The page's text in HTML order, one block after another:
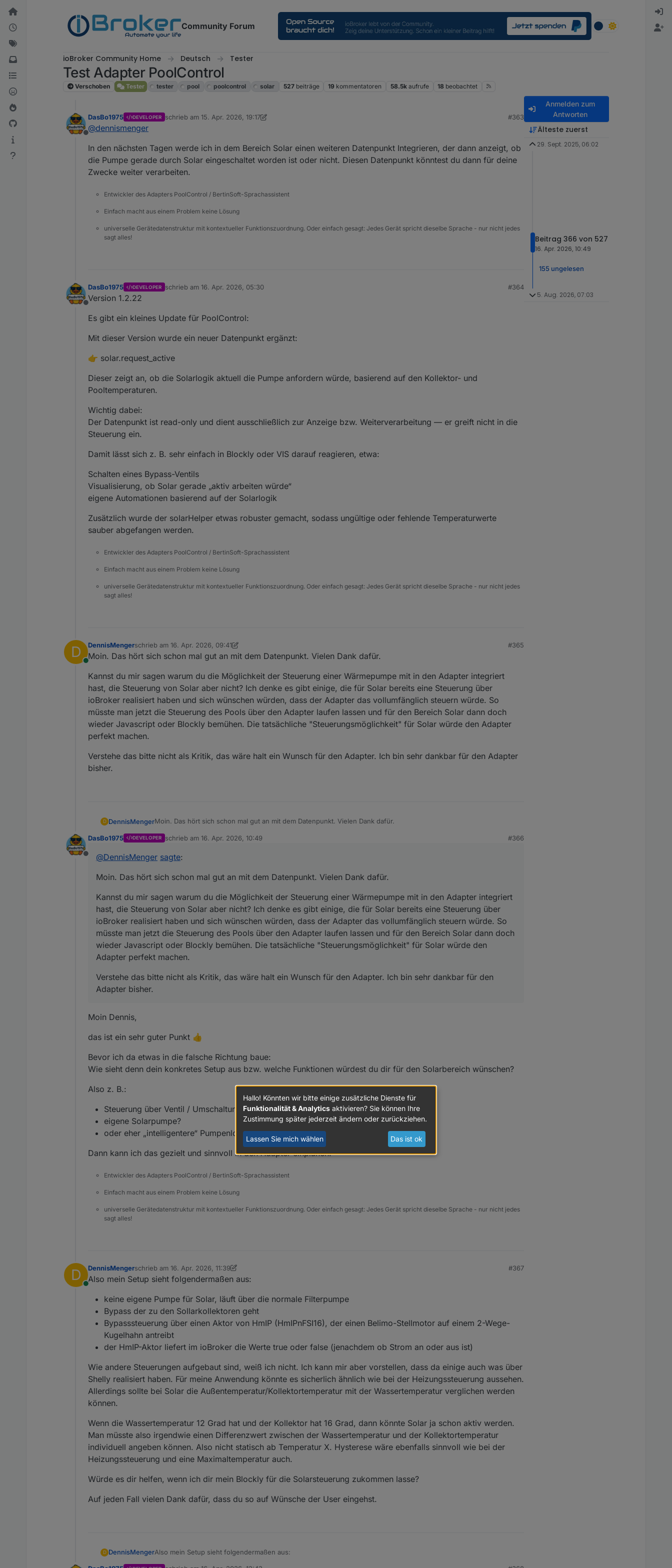
Weiter zum Inhalt
Community Forum
ioBroker Community Home Deutsch Tester
Test Adapter PoolControl
Verschoben Tester tester pool poolcontrol solar 527 beiträge 19 kommentatoren 58.5k aufrufe 18 beobachtet
Offline
DasBo1975 DEVELOPER schrieb am 15. Apr. 2026, 19:17
zuletzt editiert von DasBo1975
#363
@dennismenger
In den nächsten Tagen werde ich in dem Bereich Solar einen weiteren Datenpunkt Integrieren, der dann anzeigt, ob
die Pumpe gerade durch Solar eingeschaltet worden ist oder nicht. Diesen Datenpunkt könntest du dann für deine
Zwecke weiter verarbeiten.
Entwickler des Adapters PoolControl / BertinSoft-Sprachassistent
Einfach macht aus einem Problem keine Lösung
universelle Gerätedatenstruktur mit kontextueller Funktionszuordnung. Oder einfach gesagt: Jedes Gerät spricht dieselbe Sprache - nur nicht jedes
sagt alles!
Offline
DasBo1975 DEVELOPER schrieb am 16. Apr. 2026, 05:30
zuletzt editiert von
#364
Version 1.2.22
Es gibt ein kleines Update für PoolControl:
Mit dieser Version wurde ein neuer Datenpunkt ergänzt:
👉 solar.request_active
Dieser zeigt an, ob die Solarlogik aktuell die Pumpe anfordern würde, basierend auf den Kollektor- und
Pooltemperaturen.
Wichtig dabei:
Der Datenpunkt ist read-only und dient ausschließlich zur Anzeige bzw. Weiterverarbeitung — er greift nicht in die
Steuerung ein.
Damit lässt sich z. B. sehr einfach in Blockly oder VIS darauf reagieren, etwa:
Schalten eines Bypass-Ventils
Visualisierung, ob Solar gerade „aktiv arbeiten würde“
eigene Automationen basierend auf der Solarlogik
Zusätzlich wurde der solarHelper etwas robuster gemacht, sodass ungültige oder fehlende Temperaturwerte
sauber abgefangen werden.
Entwickler des Adapters PoolControl / BertinSoft-Sprachassistent
Einfach macht aus einem Problem keine Lösung
universelle Gerätedatenstruktur mit kontextueller Funktionszuordnung. Oder einfach gesagt: Jedes Gerät spricht dieselbe Sprache - nur nicht jedes
sagt alles!
D
Online
DennisMengerschrieb am 16. Apr. 2026, 09:41
zuletzt editiert von DennisMenger
#365
Moin. Das hört sich schon mal gut an mit dem Datenpunkt. Vielen Dank dafür.
Kannst du mir sagen warum du die Möglichkeit der Steuerung einer Wärmepumpe mit in den Adapter integriert
hast, die Steuerung von Solar aber nicht? Ich denke es gibt einige, die für Solar bereits eine Steuerung über
ioBroker realisiert haben und sich wünschen würden, dass der Adapter das vollumfänglich steuern würde. So
müsste man jetzt die Steuerung des Pools über den Adapter laufen lassen und für den Bereich Solar dann doch
wieder Javascript oder Blockly bemühen. Die tatsächliche "Steuerungsmöglichkeit" für Solar würde den Adapter
perfekt machen.
Verstehe das bitte nicht als Kritik, das wäre halt ein Wunsch für den Adapter. Ich bin sehr dankbar für den Adapter
bisher.
D DennisMengerMoin. Das hört sich schon mal gut an mit dem Datenpunkt. Vielen Dank dafür.
Kannst du mir sagen warum du die Möglichkeit der Steuerung einer Wärmepumpe mit in den Adapter integriert hast,
realisiert haben und sich wünschen würden, dass der Adapter das vollumfänglich steuern würde. So müsste man
Javascript oder Blockly bemühen. Die tatsächliche "Steuerungsmöglichkeit" für Solar würde den Adapter perfekt
Verstehe das bitte nicht als Kritik, das wäre halt ein Wunsch für den Adapter. Ich bin sehr dankbar für den Adapter
Offline
DasBo1975 DEVELOPER schrieb am 16. Apr. 2026, 10:49
zuletzt editiert von
#366
@DennisMenger sagte:
Moin. Das hört sich schon mal gut an mit dem Datenpunkt. Vielen Dank dafür.
Kannst du mir sagen warum du die Möglichkeit der Steuerung einer Wärmepumpe mit in den Adapter integriert
hast, die Steuerung von Solar aber nicht? Ich denke es gibt einige, die für Solar bereits eine Steuerung über
ioBroker realisiert haben und sich wünschen würden, dass der Adapter das vollumfänglich steuern würde. So
müsste man jetzt die Steuerung des Pools über den Adapter laufen lassen und für den Bereich Solar dann doch
wieder Javascript oder Blockly bemühen. Die tatsächliche "Steuerungsmöglichkeit" für Solar würde den
Adapter perfekt machen.
Verstehe das bitte nicht als Kritik, das wäre halt ein Wunsch für den Adapter. Ich bin sehr dankbar für den
Adapter bisher.
Moin Dennis,
das ist ein sehr guter Punkt 👍
Bevor ich da etwas in die falsche Richtung baue:
Wie sieht denn dein konkretes Setup aus bzw. welche Funktionen würdest du dir für den Solarbereich wünschen?
Also z. B.:
Steuerung über Ventil / Umschaltung?
eigene Solarpumpe?
oder eher „intelligentere“ Pumpenlogik?
Dann kann ich das gezielt und sinnvoll in den Adapter einplanen.
Entwickler des Adapters PoolControl / BertinSoft-Sprachassistent
Einfach macht aus einem Problem keine Lösung
universelle Gerätedatenstruktur mit kontextueller Funktionszuordnung. Oder einfach gesagt: Jedes Gerät spricht dieselbe Sprache - nur nicht jedes
sagt alles!
D
Online
DennisMengerschrieb am 16. Apr. 2026, 11:39
zuletzt editiert von DennisMenger
#367
Also mein Setup sieht folgendermaßen aus:
keine eigene Pumpe für Solar, läuft über die normale Filterpumpe
Bypass der zu den Sollarkollektoren geht
Bypasssteuerung über einen Aktor von HmIP (HmIPnFSI16), der einen Belimo-Stellmotor auf einem 2-Wege-
Kugelhahn antreibt
der HmIP-Aktor liefert im ioBroker die Werte true oder false (jenachdem ob Strom an oder aus ist)
Wie andere Steuerungen aufgebaut sind, weiß ich nicht. Ich kann mir aber vorstellen, dass da einige auch was über
Shelly realisiert haben. Für meine Anwendung könnte es sicherlich ähnlich wie bei der Heizungssteuerung aussehen.
Allerdings sollte bei Solar die Außentemperatur/Kollektortemperatur mit der Wassertemperatur verglichen werden
können.
Wenn die Wassertemperatur 12 Grad hat und der Kollektor hat 16 Grad, dann könnte Solar ja schon aktiv werden.
Man müsste also irgendwie einen Differenzwert zwischen der Wassertemperatur und der Kollektortemperatur
individuell angeben können. Also nicht statisch ab Temperatur X. Hysterese wäre ebenfalls sinnvoll wie bei der
Heizungssteuerung und eine Maximaltemperatur auch.
Würde es dir helfen, wenn ich dir mein Blockly für die Solarsteuerung zukommen lasse?
Auf jeden Fall vielen Dank dafür, dass du so auf Wünsche der User eingehst.
D DennisMengerAlso mein Setup sieht folgendermaßen aus:
Anmelden zum
Antworten
Älteste zuerst
29. Sept. 2025, 06:02
Beitrag 366 von 527
16. Apr. 2026, 10:49
155 ungelesen
5. Aug. 2026, 07:03
Hallo! Könnten wir bitte einige zusätzliche Dienste für
Funktionalität & Analytics aktivieren? Sie können Ihre
Zustimmung später jederzeit ändern oder zurückziehen.
Lassen Sie mich wählen Das ist ok